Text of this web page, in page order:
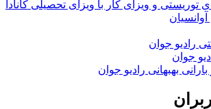
و ویزای کار با ویزای تحصیلی کانادا
رادیو جوان
جوان
بهبهانی رادیو جوان